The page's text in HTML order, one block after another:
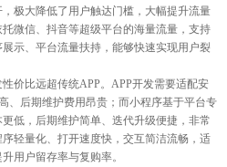
极大降低了用户触达门槛，大幅提升流量
微信、抖音等超级平台的海量流量，支持
示、平台流量扶持，能够快速实现用户裂
比远超传统APP。APP开发需要适配安
、后期维护费用昂贵；而小程序基于平台专
低，后期维护简单、迭代升级便捷，非常
轻量化、打开速度快，交互简洁流畅，适
用户留存率与复购率。